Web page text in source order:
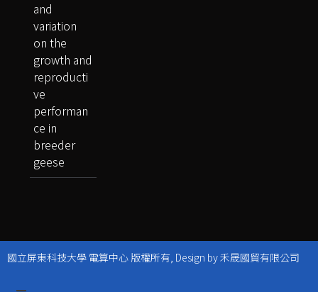
and
variation
on the
growth and
reproducti
ve
performan
ce in
breeder
geese
國立屏東科技大學 電算中心 版權所有, Design by 禾晟國貿有限公司